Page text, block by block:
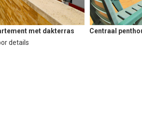
met dakterras
details
Centraal